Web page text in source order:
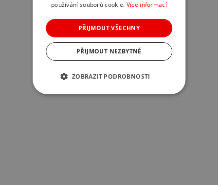
používání souborů cookie. Více informací
PŘIJMOUT VŠECHNY
PŘIJMOUT NEZBYTNÉ
ZOBRAZIT PODROBNOSTI